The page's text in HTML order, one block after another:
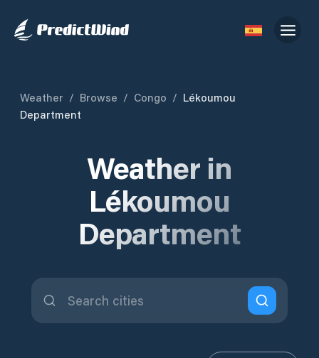
Weather / Browse / Congo / Lékoumou
Department
Weather in
Lékoumou
Department